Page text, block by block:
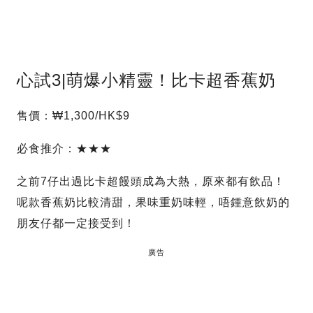
心試3|萌爆小精靈！比卡超香蕉奶
售價：₩1,300/HK$9
必食推介：★★★
之前7仔出過比卡超饅頭成為大熱，原來都有飲品！
呢款香蕉奶比較清甜，果味重奶味輕，唔鍾意飲奶的
朋友仔都一定接受到！
廣告